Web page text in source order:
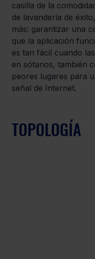
casilla de la
de lavandería de
más: garantizar una
que la aplicación
es tan fácil cuando
en sótanos, también
peores lugares para
señal de Internet.
TOPOLOGÍA